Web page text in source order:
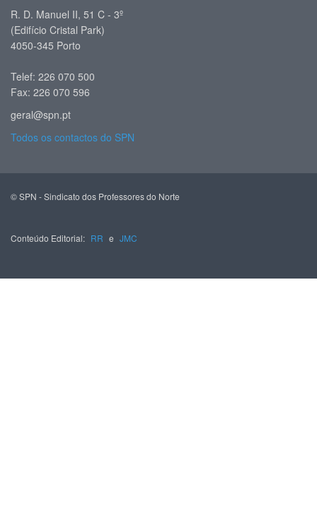
R. D. Manuel II, 51 C - 3º
(Edifício Cristal Park)
4050-345 Porto
Telef: 226 070 500
Fax: 226 070 596
geral@spn.pt
Todos os contactos do SPN
© SPN - Sindicato dos Professores do Norte
Conteúdo Editorial: RR e JMC